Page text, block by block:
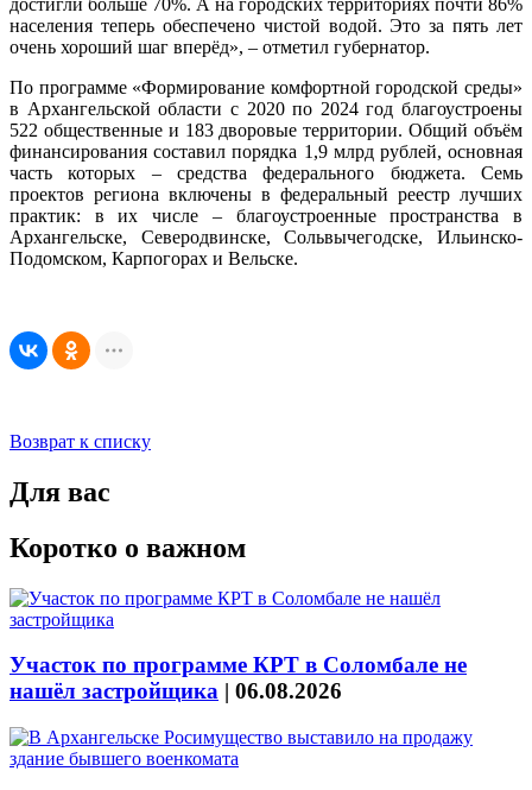
населения теперь обеспечено чистой водой. Это за пять лет
очень хороший шаг вперёд», – отметил губернатор.
По программе «Формирование комфортной городской среды»
в Архангельской области с 2020 по 2024 год благоустроены
522 общественные и 183 дворовые территории. Общий объём
финансирования составил порядка 1,9 млрд рублей, основная
часть которых – средства федерального бюджета. Семь
проектов региона включены в федеральный реестр лучших
практик: в их числе – благоустроенные пространства в
Архангельске, Северодвинске, Сольвычегодске, Ильинско-
Подомском, Карпогорах и Вельске.
Возврат к списку
Для вас
Коротко о важном
Участок по программе КРТ в Соломбале не
нашёл застройщика | 06.08.2026